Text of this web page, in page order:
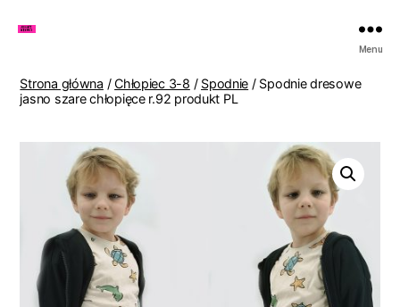
Lenki
Menu
Strona główna /Chłopiec 3-8 / Spodnie / Spodnie dresowe
jasno szare chłopięce r.92 produkt PL